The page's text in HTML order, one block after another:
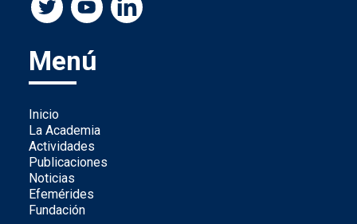
Menú
Inicio
La Academia
Actividades
Publicaciones
Noticias
Efemérides
Fundación